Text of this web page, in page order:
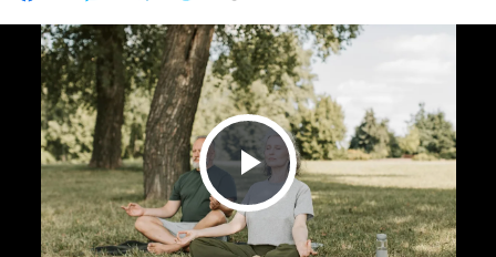
Play Video